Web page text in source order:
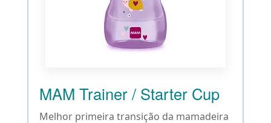
MAM Trainer / Starter Cup
Melhor primeira transição da mamadeira